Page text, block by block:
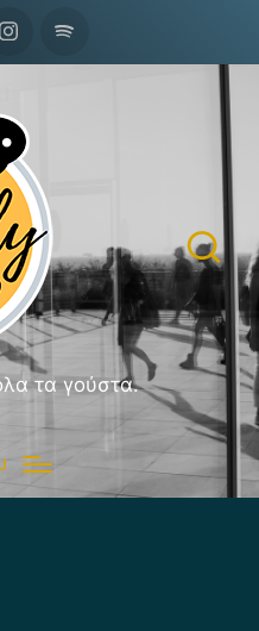
InstagramSpotify
τα γούστα.